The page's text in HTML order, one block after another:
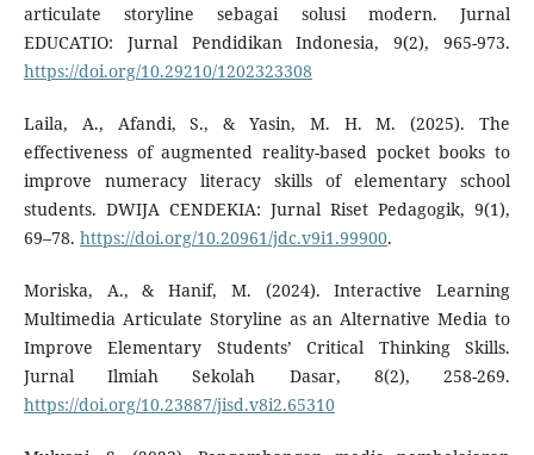
articulate storyline sebagai solusi modern. Jurnal
EDUCATIO: Jurnal Pendidikan Indonesia, 9(2), 965-973.
https://doi.org/10.29210/1202323308
Laila, A., Afandi, S., & Yasin, M. H. M. (2025). The
effectiveness of augmented reality-based pocket books to
improve numeracy literacy skills of elementary school
students. DWIJA CENDEKIA: Jurnal Riset Pedagogik, 9(1),
69–78. https://doi.org/10.20961/jdc.v9i1.99900.
Moriska, A., & Hanif, M. (2024). Interactive Learning
Multimedia Articulate Storyline as an Alternative Media to
Improve Elementary Students’ Critical Thinking Skills.
Jurnal Ilmiah Sekolah Dasar, 8(2), 258-269.
https://doi.org/10.23887/jisd.v8i2.65310